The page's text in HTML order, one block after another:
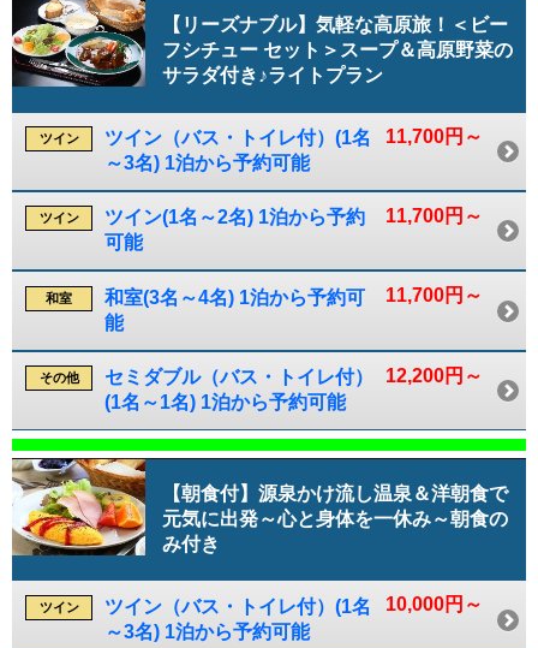
【リーズナブル】気軽な高原旅！＜ビー
フシチュー セット＞スープ＆高原野菜の
サラダ付き♪ライトプラン
11,700円～
ツイン
ツイン（バス・トイレ付）(1名
～3名) 1泊から予約可能
11,700円～
ツイン
ツイン(1名～2名) 1泊から予約
可能
11,700円～
和室
和室(3名～4名) 1泊から予約可
能
12,200円～
その他
セミダブル（バス・トイレ付）
(1名～1名) 1泊から予約可能
【朝食付】源泉かけ流し温泉＆洋朝食で
元気に出発～心と身体を一休み～朝食の
み付き
10,000円～
ツイン
ツイン（バス・トイレ付）(1名
～3名) 1泊から予約可能